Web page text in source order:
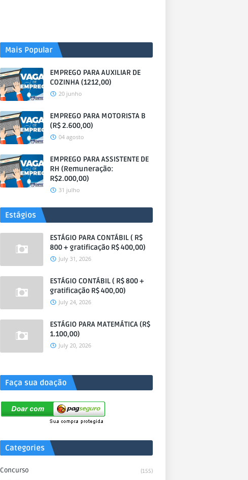
Mais Popular
EMPREGO PARA AUXILIAR DE
COZINHA (1212,00)
20 junho
EMPREGO PARA MOTORISTA B
(R$ 2.600,00)
04 agosto
EMPREGO PARA ASSISTENTE DE
RH (Remuneração:
R$2.000,00)
31 julho
Estágios
ESTÁGIO PARA CONTÁBIL ( R$
800 + gratificação R$ 400,00)
July 31, 2026
ESTÁGIO CONTÁBIL ( R$ 800 +
gratificação R$ 400,00)
July 24, 2026
ESTÁGIO PARA MATEMÁTICA (R$
1.100,00)
July 20, 2026
Faça sua doação
Categories
Concurso (155)